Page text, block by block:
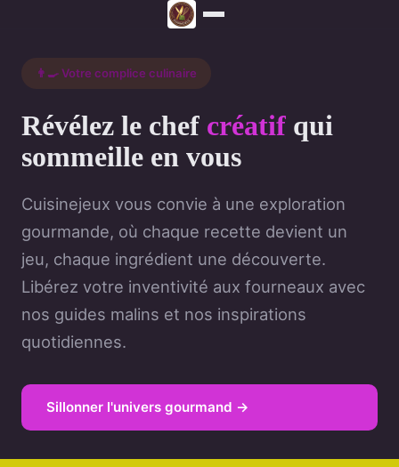
👨‍🍳 Votre complice culinaire
Révélez le chef créatif qui
sommeille en vous
Cuisinejeux vous convie à une exploration
gourmande, où chaque recette devient un
jeu, chaque ingrédient une découverte.
Libérez votre inventivité aux fourneaux avec
nos guides malins et nos inspirations
quotidiennes.
Sillonner l'univers gourmand →